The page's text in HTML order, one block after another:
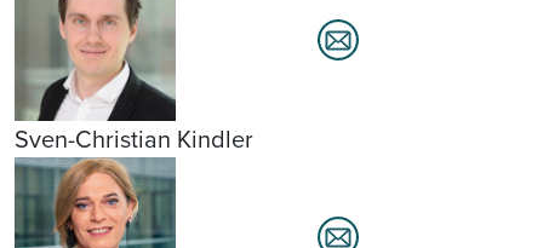
Sven-Christian Kindler